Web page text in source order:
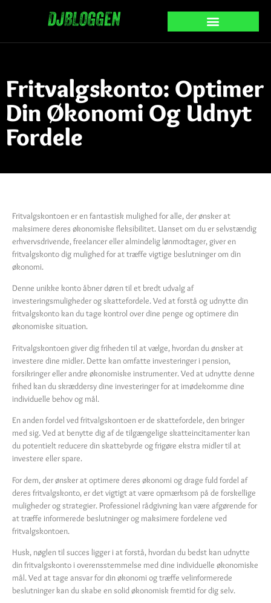
Fritvalgskonto: Optimer
Din Økonomi Og Udnyt
Fordele
Fritvalgskontoen er en fantastisk mulighed for alle, der ønsker at
maksimere deres økonomiske fleksibilitet. Uanset om du er selvstændig
erhvervsdrivende, freelancer eller almindelig lønmodtager, giver en
fritvalgskonto dig mulighed for at træffe vigtige beslutninger om din
økonomi.
Denne unikke konto åbner døren til et bredt udvalg af
investeringsmuligheder og skattefordele. Ved at forstå og udnytte din
fritvalgskonto kan du tage kontrol over dine penge og optimere din
økonomiske situation.
Fritvalgskontoen giver dig friheden til at vælge, hvordan du ønsker at
investere dine midler. Dette kan omfatte investeringer i pension,
forsikringer eller andre økonomiske instrumenter. Ved at udnytte denne
frihed kan du skræddersy dine investeringer for at imødekomme dine
individuelle behov og mål.
En anden fordel ved fritvalgskontoen er de skattefordele, den bringer
med sig. Ved at benytte dig af de tilgængelige skatteincitamenter kan
du potentielt reducere din skattebyrde og frigøre ekstra midler til at
investere eller spare.
For dem, der ønsker at optimere deres økonomi og drage fuld fordel af
deres fritvalgskonto, er det vigtigt at være opmærksom på de forskellige
muligheder og strategier. Professionel rådgivning kan være afgørende for
at træffe informerede beslutninger og maksimere fordelene ved
fritvalgskontoen.
Husk, nøglen til succes ligger i at forstå, hvordan du bedst kan udnytte
din fritvalgskonto i overensstemmelse med dine individuelle økonomiske
mål. Ved at tage ansvar for din økonomi og træffe velinformerede
beslutninger kan du skabe en solid økonomisk fremtid for dig selv.